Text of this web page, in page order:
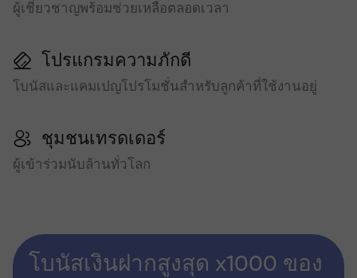
ผู้เชี่ยวชาญพร้อมช่วยเหลือตลอดเวลา
โปรแกรมความภักดี
โบนัสและแคมเปญโปรโมชั่นสำหรับลูกค้าที่ใช้งานอยู่
ชุมชนเทรดเดอร์
ผู้เข้าร่วมนับล้านทั่วโลก
โบนัสเงินฝากสูงสุด x1000 ของ